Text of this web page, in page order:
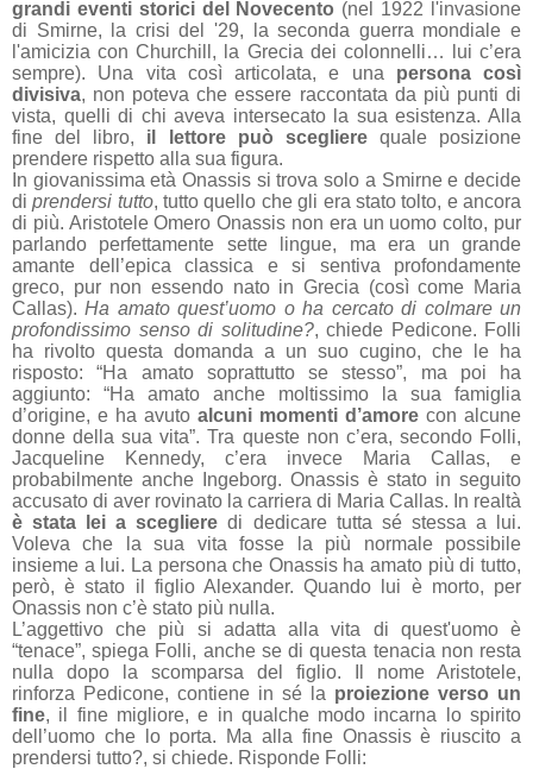
grandi eventi storici del Novecento (nel 1922 l'invasione
di Smirne, la crisi del '29, la seconda guerra mondiale e
l'amicizia con Churchill, la Grecia dei colonnelli… lui c’era
sempre). Una vita così articolata, e una persona così
divisiva, non poteva che essere raccontata da più punti di
vista, quelli di chi aveva intersecato la sua esistenza. Alla
fine del libro, il lettore può sceglierequale posizione
prendere rispetto alla sua figura.
In giovanissima età Onassis si trova solo a Smirne e decide
diprendersi tutto, tutto quello che gli era stato tolto, e ancora
di più. Aristotele Omero Onassis non era un uomo colto, pur
parlando perfettamente sette lingue, ma era un grande
amante dell’epica classica e si sentiva profondamente
greco, pur non essendo nato in Grecia (così come Maria
Callas).Ha amato quest’uomo o ha cercato di colmare un
profondissimo senso di solitudine?, chiede Pedicone. Folli
ha rivolto questa domanda a un suo cugino, che le ha
risposto: “Ha amato soprattutto se stesso”, ma poi ha
aggiunto: “Ha amato anche moltissimo la sua famiglia
d’origine, e ha avuto alcuni momenti d’amore con alcune
donne della sua vita”. Tra queste non c’era, secondo Folli,
Jacqueline Kennedy, c’era invece Maria Callas, e
probabilmente anche Ingeborg. Onassis è stato in seguito
accusato di aver rovinato la carriera di Maria Callas. In realtà
è stata lei a scegliere di dedicare tutta sé stessa a lui.
Voleva che la sua vita fosse la più normale possibile
insieme a lui. La persona che Onassis ha amato più di tutto,
però, è stato il figlio Alexander. Quando lui è morto, per
Onassis non c’è stato più nulla.
L’aggettivo che più si adatta alla vita di quest'uomo è
“tenace”, spiega Folli, anche se di questa tenacia non resta
nulla dopo la scomparsa del figlio. Il nome Aristotele,
rinforza Pedicone, contiene in sé la proiezione verso un
fine, il fine migliore, e in qualche modo incarna lo spirito
dell’uomo che lo porta. Ma alla fine Onassis è riuscito a
prendersi tutto?, si chiede. Risponde Folli: